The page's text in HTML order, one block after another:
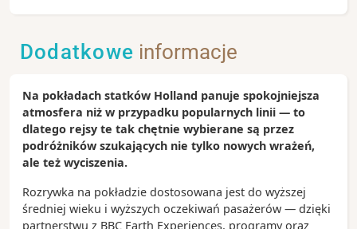
Dodatkowe informacje
Na pokładach statków Holland panuje spokojniejsza
atmosfera niż w przypadku popularnych linii — to
dlatego rejsy te tak chętnie wybierane są przez
podróżników szukających nie tylko nowych wrażeń,
ale też wyciszenia.
Rozrywka na pokładzie dostosowana jest do wyższej
średniej wieku i wyższych oczekiwań pasażerów — dzięki
partnerstwu z BBC Earth Experiences, programy oraz